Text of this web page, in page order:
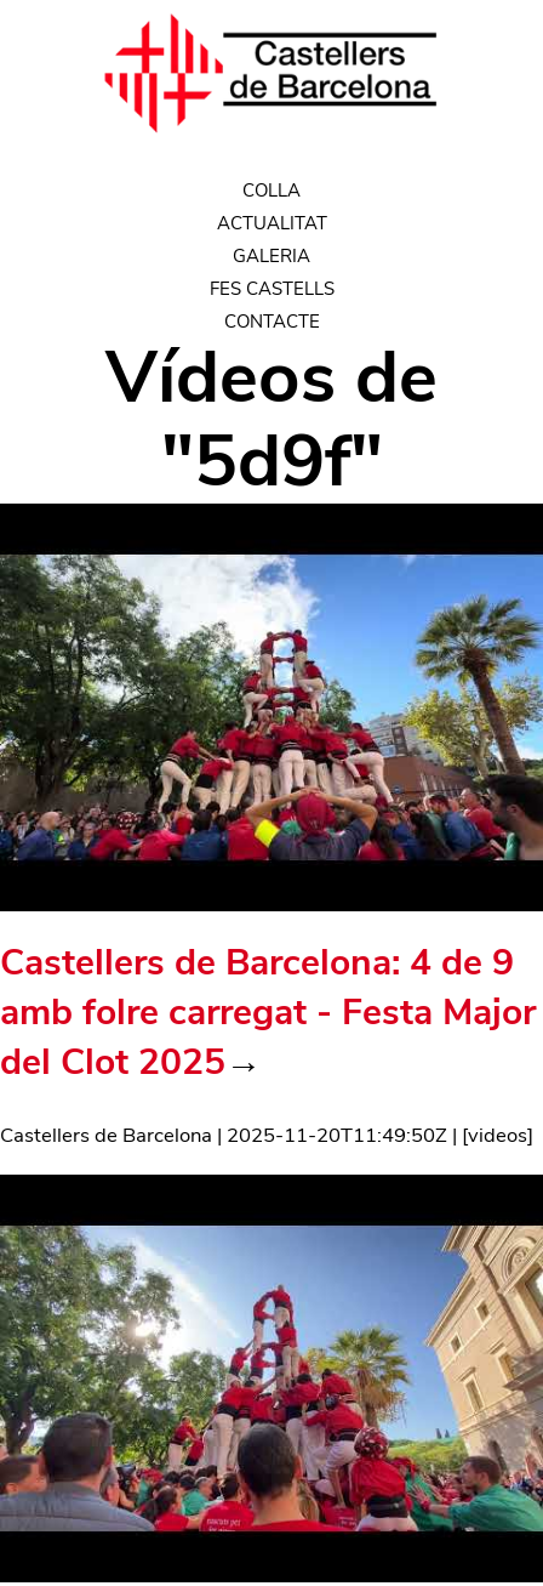
COLLA
ACTUALITAT
GALERIA
FES CASTELLS
CONTACTE
Vídeos de
"5d9f"
Castellers de Barcelona: 4 de 9
amb folre carregat - Festa Major
del Clot 2025→
Castellers de Barcelona | 2025-11-20T11:49:50Z | [videos]